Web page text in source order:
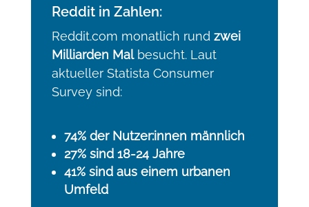
Reddit in Zahlen:
Reddit.com monatlich rund zwei
Milliarden Malbesucht. Laut
aktueller Statista Consumer
Surveysind:
74% der Nutzer:innen männlich
27% sind 18-24 Jahre
41% sind aus einem urbanen
Umfeld